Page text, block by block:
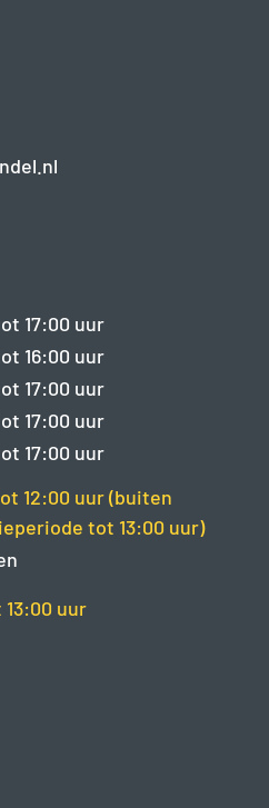
17:00 uur
16:00 uur
17:00 uur
17:00 uur
17:00 uur
12:00 uur (buiten
tot 13:00 uur)
13:00 uur